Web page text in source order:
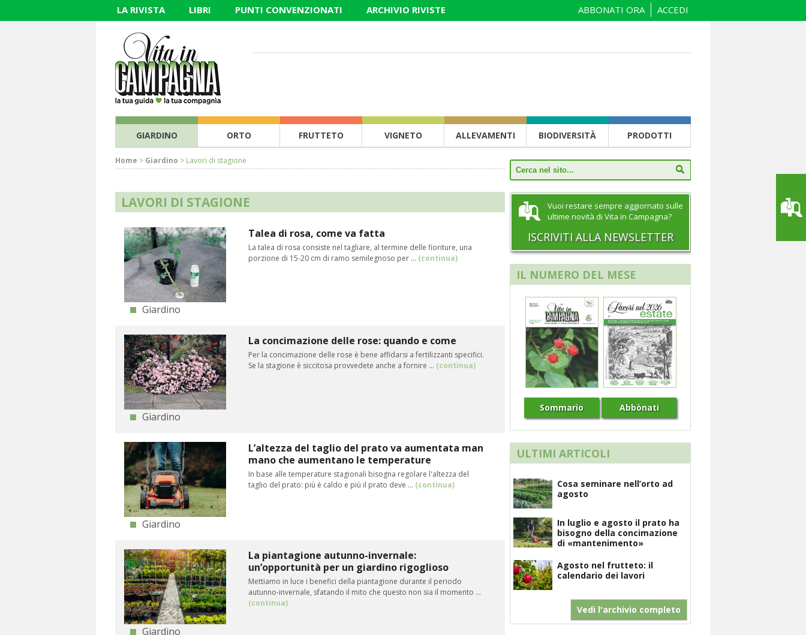
LA RIVISTA LIBRI PUNTI CONVENZIONATI ARCHIVIO RIVISTE ACCEDI
ABBONATI ORA
GIARDINO ORTO FRUTTETO VIGNETO ALLEVAMENTI BIODIVERSITÀ PRODOTTI
Home > Giardino > Lavori di stagione
LAVORI DI STAGIONE
Giardino
Talea di rosa, come va fatta
La talea di rosa consiste nel tagliare, al termine delle fioriture, una
porzione di 15-20 cm di ramo semilegnoso per ... (continua)
Giardino
La concimazione delle rose: quando e come
Per la concimazione delle rose è bene affidarsi a fertilizzanti specifici.
Se la stagione è siccitosa provvedete anche a fornire ... (continua)
Giardino
L’altezza del taglio del prato va aumentata man
mano che aumentano le temperature
In base alle temperature stagionali bisogna regolare l'altezza del
taglio del prato: più è caldo e più il prato deve ... (continua)
Giardino
La piantagione autunno-invernale:
un’opportunità per un giardino rigoglioso
Mettiamo in luce i benefici della piantagione durante il periodo
autunno-invernale, sfatando il mito che questo non sia il momento ...
(continua)
Vuoi restare sempre aggiornato sulle
ultime novità di Vita in Campagna?
ISCRIVITI ALLA NEWSLETTER
IL NUMERO DEL MESE
Sommario Abbònati
ULTIMI ARTICOLI
Cosa seminare nell’orto ad
agosto
In luglio e agosto il prato ha
bisogno della concimazione
di «mantenimento»
Agosto nel frutteto: il
calendario dei lavori
Vedi l'archivio completo